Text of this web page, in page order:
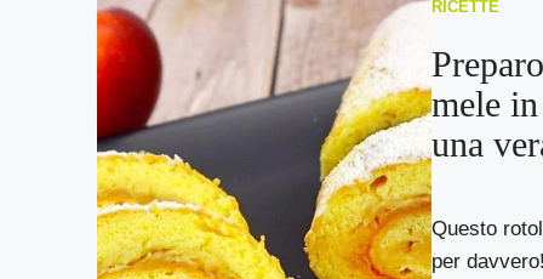
RICETTE
mele
una
Questo
per